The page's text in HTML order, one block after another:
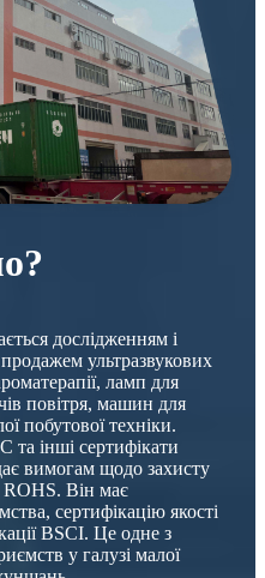
дослідженням і
ультразвукових
ламп для
повітря, машин для
побутової техніки.
інші сертифікати
вимогам щодо захисту
Він має
сертифікацію якості
BSCI. Це одне з
у галузі малої